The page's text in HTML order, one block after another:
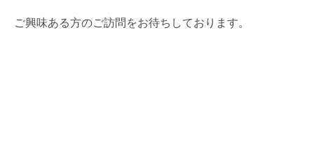
ご興味ある方のご訪問をお待ちしております。